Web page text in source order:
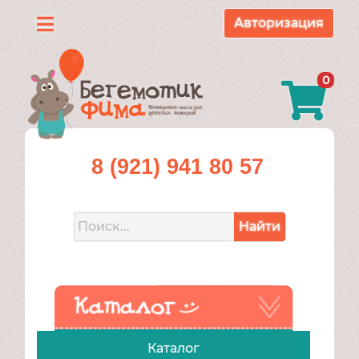
Каталог
О
нас
Доставка
Контакты
Авторизация
0
8 (921) 941 80 57
Найти
Каталог